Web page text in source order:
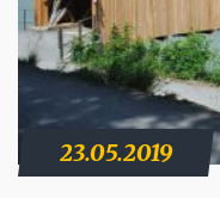
23.05.2019